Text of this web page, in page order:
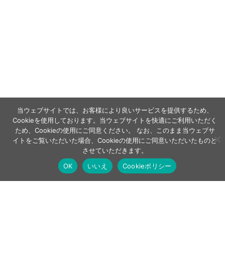
当ウェブサイトでは、お客様により良いサービスを提供するため、
Cookieを使用しております。当ウェブサイトを快適にご利用いただく
ため、Cookieの使用にご同意ください。 なお、このまま当ウェブサ
イトをご覧いただいた場合、Cookieの使用にご同意いただいたものと
させていただきます。
OK
いいえ Cookieポリシー